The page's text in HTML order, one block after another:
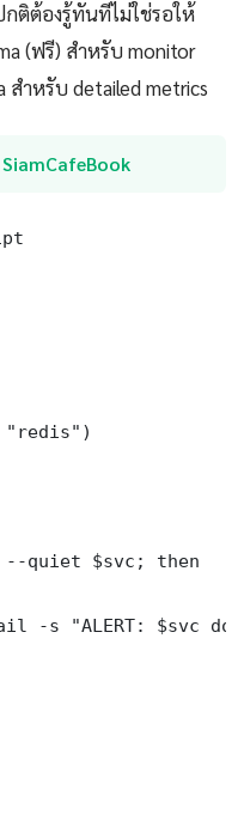
ติต้องรู้ทันทีไม่ใช่รอให้
(ฟรี) สำหรับ monitor
สำหรับ detailed metrics
"redis")
quiet $svc; then
-s "ALERT: $svc